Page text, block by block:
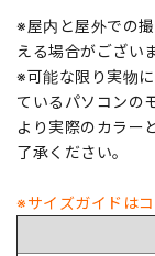
※屋内と屋外での
える場合がござい
※可能な限り実物
ているパソコンの
より実際のカラー
了承ください。
※サイズガイドは